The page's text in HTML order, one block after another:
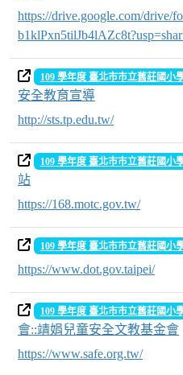
https://drive.google.com/
109 學年度 臺北市市立舊莊國小
安全教育宣導
http://sts.tp.edu.tw/
109 學年度 臺北市市立舊莊國小
站
https://168.motc.gov.tw/
109 學年度 臺北市市立舊莊國小
https://www.dot.gov.taipei/
109 學年度 臺北市市立舊莊國小
會::靖娟兒童安全文教基金會
https://www.safe.org.tw/